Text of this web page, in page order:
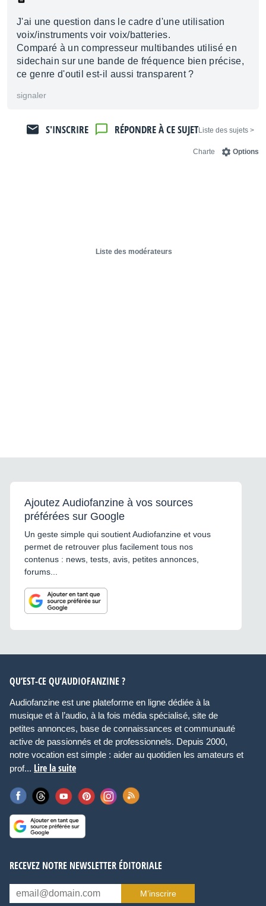
J'ai une question dans le cadre d'une utilisation
voix/instruments voir voix/batteries.
Comparé à un compresseur multibandes utilisé en
sidechain sur une bande de fréquence bien précise,
ce genre d'outil est-il aussi transparent ?
signaler
< Liste des sujets
RÉPONDRE À CE SUJET
S'INSCRIRE
Options
Charte
Liste des modérateurs
Ajoutez Audiofanzine à vos sources
préférées sur Google
Un geste simple qui soutient Audiofanzine et vous
permet de retrouver plus facilement tous nos
contenus : news, tests, avis, petites annonces,
forums...
QU’EST-CE QU’AUDIOFANZINE ?
Audiofanzine est une plateforme en ligne dédiée à la
musique et à l’audio, à la fois média spécialisé, site de
petites annonces, base de connaissances et communauté
active de passionnés et de professionnels. Depuis 2000,
notre vocation est simple : aider au quotidien les amateurs et
prof... Lire la suite
RECEVEZ NOTRE NEWSLETTER ÉDITORIALE
M’inscrire